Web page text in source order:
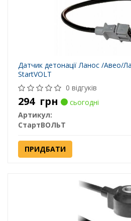
Датчик детонації Ланос /Авео/
StartVOLT
0 відгуків
294 грн
сьогодні
Артикул:
СтартВОЛЬТ
ПРИДБАТИ